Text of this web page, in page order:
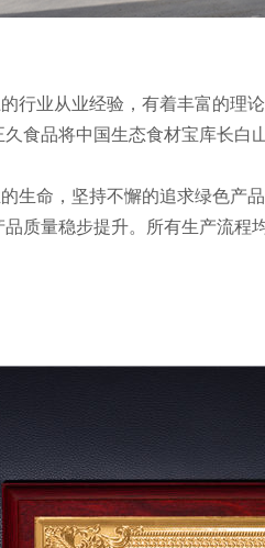
以上的行业从业经验，有
食品将中国生态食材宝库长
命，坚持不懈的追求绿色产
质量稳步提升。所有生产流